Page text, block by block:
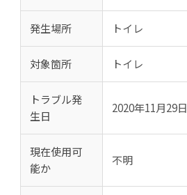
発生場所 トイレ
対象箇所 トイレ
トラブル発
生日
2020年11月29日
現在使用可
能か
不明